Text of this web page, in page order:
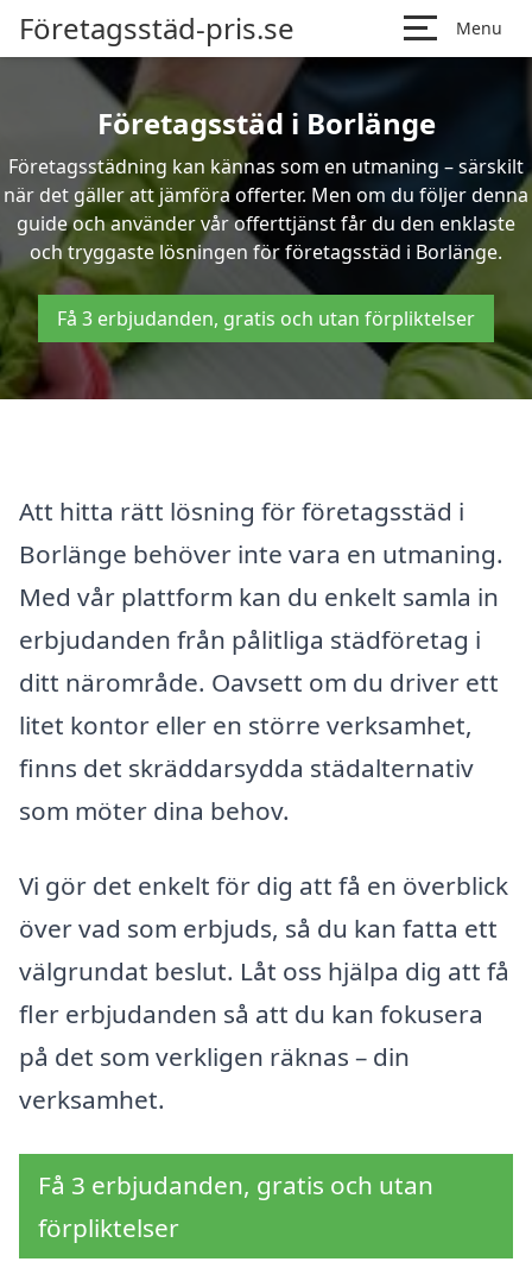
Företagsstäd-pris.se Menu
Företagsstäd i Borlänge
Företagsstädning kan kännas som en utmaning – särskilt
när det gäller att jämföra offerter. Men om du följer denna
guide och använder vår offerttjänst får du den enklaste
och tryggaste lösningen för företagsstäd i Borlänge.
Få 3 erbjudanden, gratis och utan förpliktelser
Att hitta rätt lösning för företagsstäd i
Borlänge behöver inte vara en utmaning.
Med vår plattform kan du enkelt samla in
erbjudanden från pålitliga städföretag i
ditt närområde. Oavsett om du driver ett
litet kontor eller en större verksamhet,
finns det skräddarsydda städalternativ
som möter dina behov.
Vi gör det enkelt för dig att få en överblick
över vad som erbjuds, så du kan fatta ett
välgrundat beslut. Låt oss hjälpa dig att få
fler erbjudanden så att du kan fokusera
på det som verkligen räknas – din
verksamhet.
Få 3 erbjudanden, gratis och utan
förpliktelser